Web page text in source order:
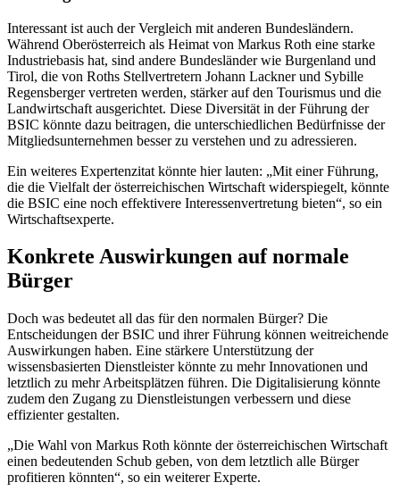
Interessant ist auch der Vergleich mit anderen Bundesländern.
Während Oberösterreich als Heimat von Markus Roth eine starke
Industriebasis hat, sind andere Bundesländer wie Burgenland und
Tirol, die von Roths Stellvertretern Johann Lackner und Sybille
Regensberger vertreten werden, stärker auf den Tourismus und die
Landwirtschaft ausgerichtet. Diese Diversität in der Führung der
BSIC könnte dazu beitragen, die unterschiedlichen Bedürfnisse der
Mitgliedsunternehmen besser zu verstehen und zu adressieren.
Ein weiteres Expertenzitat könnte hier lauten: „Mit einer Führung,
die die Vielfalt der österreichischen Wirtschaft widerspiegelt, könnte
die BSIC eine noch effektivere Interessenvertretung bieten“, so ein
Wirtschaftsexperte.
Konkrete Auswirkungen auf normale
Bürger
Doch was bedeutet all das für den normalen Bürger? Die
Entscheidungen der BSIC und ihrer Führung können weitreichende
Auswirkungen haben. Eine stärkere Unterstützung der
wissensbasierten Dienstleister könnte zu mehr Innovationen und
letztlich zu mehr Arbeitsplätzen führen. Die Digitalisierung könnte
zudem den Zugang zu Dienstleistungen verbessern und diese
effizienter gestalten.
„Die Wahl von Markus Roth könnte der österreichischen Wirtschaft
einen bedeutenden Schub geben, von dem letztlich alle Bürger
profitieren könnten“, so ein weiterer Experte.